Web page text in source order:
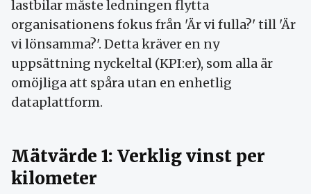
lastbilar måste ledningen flytta
organisationens fokus från 'Är vi fulla?' till 'Är
vi lönsamma?'. Detta kräver en ny
uppsättning nyckeltal (KPI:er), som alla är
omöjliga att spåra utan en enhetlig
dataplattform.
Mätvärde 1: Verklig vinst per
kilometer